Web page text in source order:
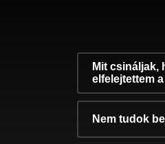
Mit csináljak,
elfelejtettem
Nem tudok